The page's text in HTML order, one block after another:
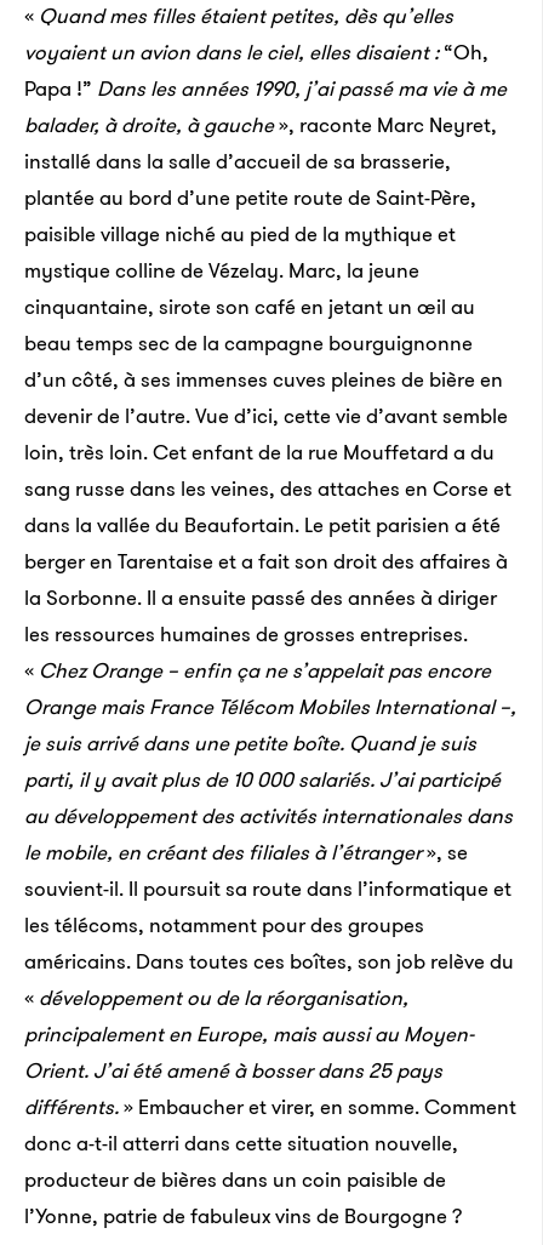
« Quand mes filles étaient petites, dès qu’elles
voyaient un avion dans le ciel, elles disaient :“Oh,
Papa !” Dans les années 1990, j’ai passé ma vie à me
balader, à droite, à gauche», raconte Marc Neyret,
installé dans la salle d’accueil de sa brasserie,
plantée au bord d’une petite route de Saint-Père,
paisible village niché au pied de la mythique et
mystique colline de Vézelay. Marc, la jeune
cinquantaine, sirote son café en jetant un œil au
beau temps sec de la campagne bourguignonne
d’un côté, à ses immenses cuves pleines de bière en
devenir de l’autre. Vue d’ici, cette vie d’avant semble
loin, très loin. Cet enfant de la rue Mouffetard a du
sang russe dans les veines, des attaches en Corse et
dans la vallée du Beaufortain. Le petit parisien a été
berger en Tarentaise et a fait son droit des affaires à
la Sorbonne. Il a ensuite passé des années à diriger
les ressources humaines de grosses entreprises.
« Chez Orange – enfin ça ne s’appelait pas encore
Orange mais France Télécom Mobiles International –,
je suis arrivé dans une petite boîte. Quand je suis
parti, il y avait plus de 10 000 salariés. J’ai participé
au développement des activités internationales dans
le mobile, en créant des filiales à l’étranger», se
souvient-il. Il poursuit sa route dans l’informatique et
les télécoms, notamment pour des groupes
américains. Dans toutes ces boîtes, son job relève du
« développement ou de la réorganisation,
principalement en Europe, mais aussi au Moyen-
Orient. J’ai été amené à bosser dans 25 pays
différents.» Embaucher et virer, en somme. Comment
donc a-t-il atterri dans cette situation nouvelle,
producteur de bières dans un coin paisible de
l’Yonne, patrie de fabuleux vins de Bourgogne ?